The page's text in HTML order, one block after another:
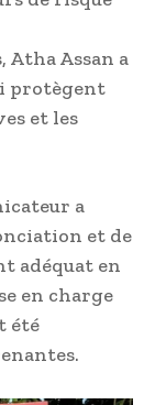
Atha Assan a
protègent
et les
a
et de
adéquat en
en charge
été